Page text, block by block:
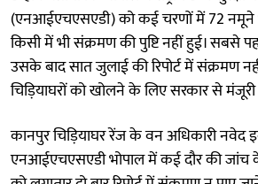
(एनआईएचएसएडी) को कई चरणों में 72
किसी में भी संक्रमण की पुष्टि नहीं हुई। सबसे
उसके बाद सात जुलाई की रिपोर्ट में संक्रमण
चिड़ियाघरों को खोलने के लिए सरकार से मंजूरी
कानपुर चिड़ियाघर रेंज के वन अधिकारी नवेद
एनआईएचएसएडी भोपाल में कई दौर की